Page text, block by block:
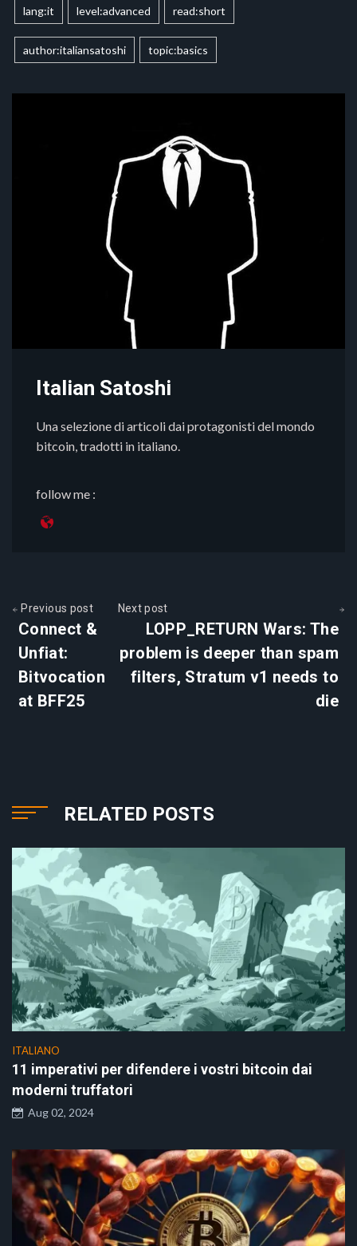
lang:it level:advanced read:short
author:italiansatoshi topic:basics
Italian Satoshi
Una selezione di articoli dai protagonisti del mondo
bitcoin, tradotti in italiano.
follow me :
Previous post
Connect &
Unfiat:
Bitvocation
at BFF25
Next post
LOPP_RETURN Wars: The
problem is deeper than spam
filters, Stratum v1 needs to
die
RELATED POSTS
ITALIANO
11 imperativi per difendere i vostri bitcoin dai
moderni truffatori
Aug 02, 2024